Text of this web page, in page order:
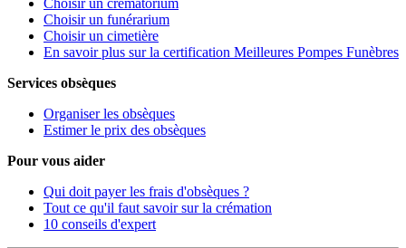
Choisir un funérarium
Choisir un cimetière
En savoir plus sur la certification Meilleures Pompes Funèbres
Services obsèques
Organiser les obsèques
Estimer le prix des obsèques
Pour vous aider
Qui doit payer les frais d'obsèques ?
Tout ce qu'il faut savoir sur la crémation
10 conseils d'expert